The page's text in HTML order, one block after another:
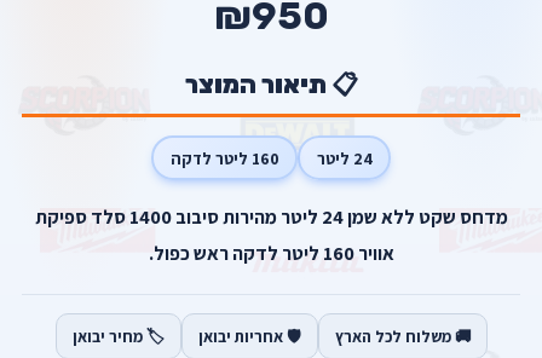
₪950
📋 תיאור המוצר
24 ליטר 160 ליטר לדקה
מדחס שקט ללא שמן 24 ליטר מהירות סיבוב 1400 סלד ספיקת
אוויר 160 ליטר לדקה ראש כפול.
🚚 משלוח לכל הארץ 🛡️ אחריות יבואן 🏷️ מחיר יבואן